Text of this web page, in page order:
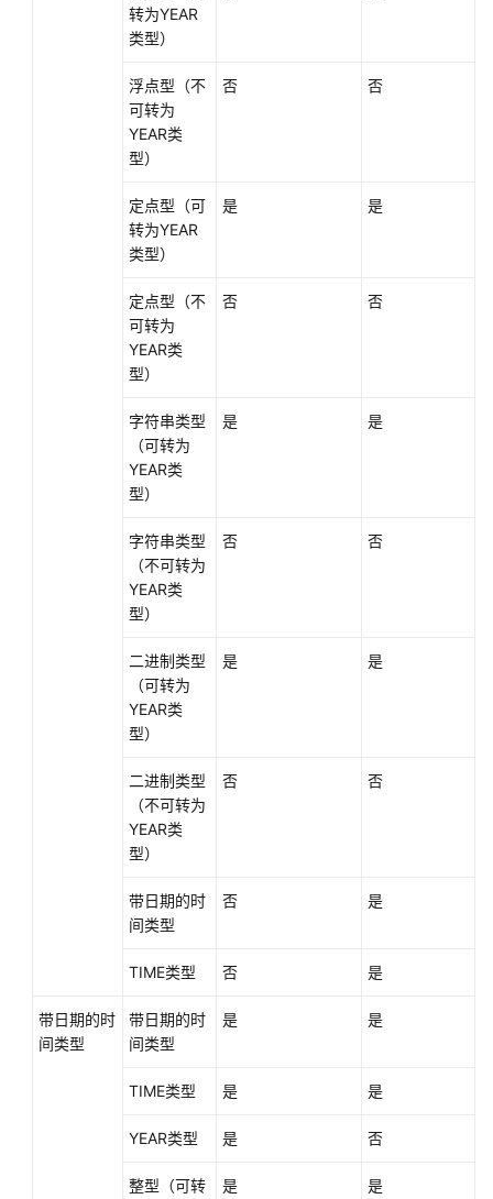
转为YEAR
类型）
浮点型（不
可转为
YEAR类
型）
否 否
定点型（可
转为YEAR
类型）
是 是
定点型（不
可转为
YEAR类
型）
否 否
字符串类型
（可转为
YEAR类
型）
是 是
字符串类型
（不可转为
YEAR类
型）
否 否
二进制类型
（可转为
YEAR类
型）
是 是
二进制类型
（不可转为
YEAR类
型）
否 否
带日期的时
间类型
否 是
TIME类型 否 是
带日期的时
间类型
带日期的时
间类型
是 是
TIME类型 是 是
YEAR类型 是 否
整型（可转
是 是